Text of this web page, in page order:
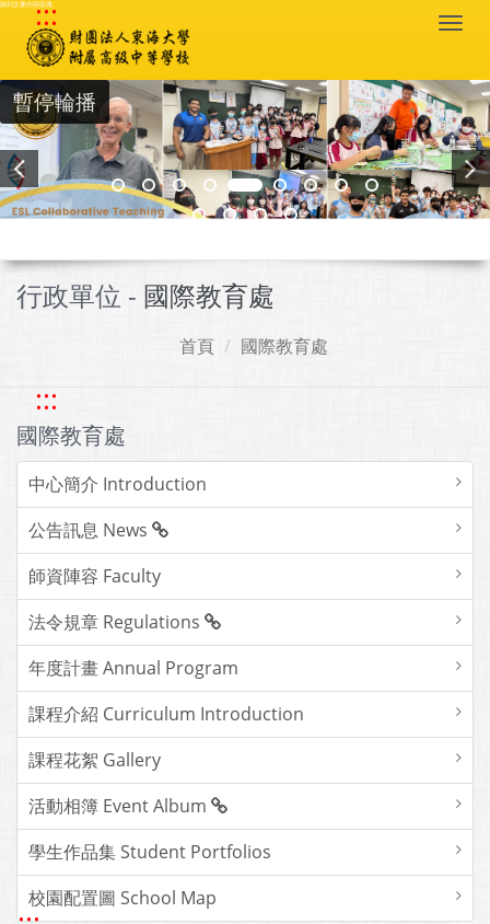
跳到主要內容區塊
:::
暫停輪播
行政單位 - 國際教育處
首頁 國際教育處
:::
國際教育處
中心簡介 Introduction
公告訊息 News
師資陣容 Faculty
法令規章 Regulations
年度計畫 Annual Program
課程介紹 Curriculum Introduction
課程花絮 Gallery
活動相簿 Event Album
學生作品集 Student Portfolios
校園配置圖 School Map